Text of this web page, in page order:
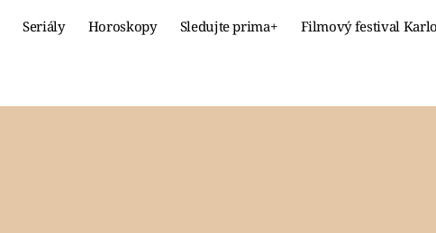
Seriály Horoskopy Sledujte prima+ Filmový festival